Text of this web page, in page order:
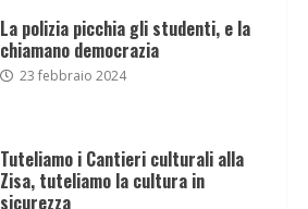
La polizia picchia gli studenti, e la
chiamano democrazia
23 febbraio 2024
Tuteliamo i Cantieri culturali alla
Zisa, tuteliamo la cultura in
sicurezza